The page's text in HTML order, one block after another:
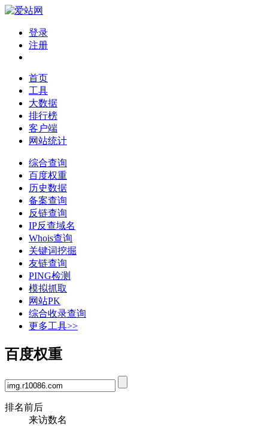
登录
注册
首页
工具
大数据
排行榜
客户端
网站统计
综合查询
百度权重
历史数据
备案查询
反链查询
IP反查域名
Whois查询
关键词挖掘
友链查询
PING检测
模拟抓取
网站PK
综合收录查询
更多工具>>
百度权重
排名前后
来访数名